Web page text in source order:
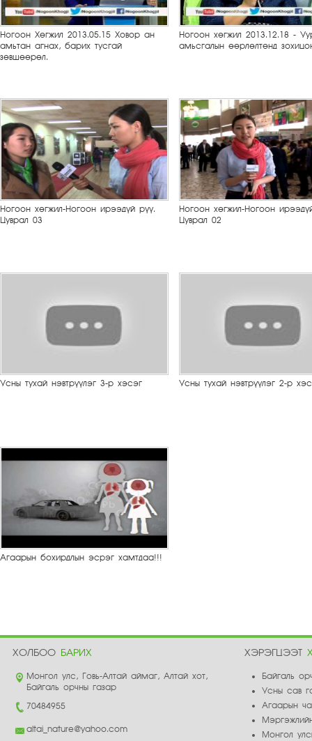
Ногоон Хөгжил 2013.05.15 Ховор ан
амьтан агнах, барих тусгай
зөвшөөрөл.
Ногоон хөгжил 2013.12.18 -
амьсгалын өөрлөлтөнд
Ногоон хөгжил-Ногоон ирээдүй рүү.
Цуврал 03
Ногоон хөгжил-Ногоон
Цуврал 02
Усны тухай нэвтрүүлэг 3-р хэсэг Усны тухай нэвтрүүлэг 2-р
Агаарын бохирдлын эсрэг хамтдаа!!!
ХОЛБОО БАРИХ
Монгол улс, Говь-Алтай аймаг, Алтай хот,
Байгаль орчны газар
70484955
altai_nature@yahoo.com
ХЭРЭГЦЭЭТ
Байгаль
Усны сав
Агаарын
Монгол